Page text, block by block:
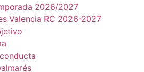
2026/2027
Valencia RC 2026-2027